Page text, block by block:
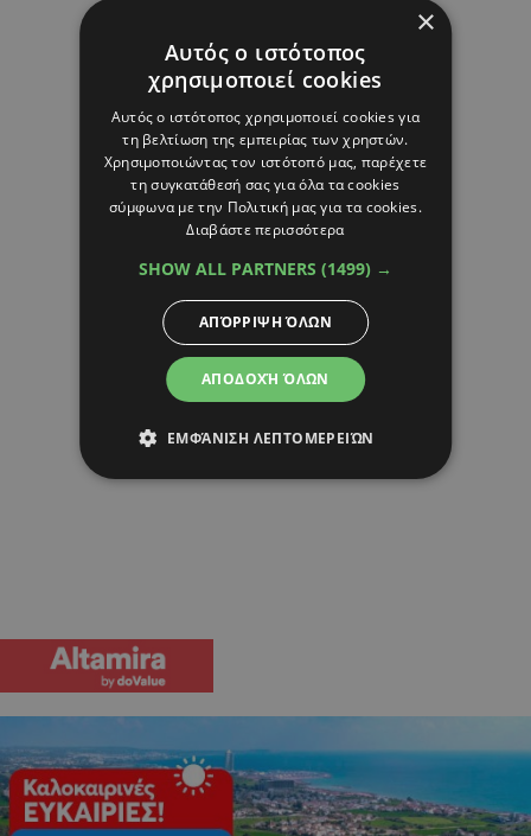
×
Αυτός ο ιστότοπος
χρησιμοποιεί cookies
Αυτός ο ιστότοπος χρησιμοποιεί cookies για
τη βελτίωση της εμπειρίας των χρηστών.
Χρησιμοποιώντας τον ιστότοπό μας, παρέχετε
τη συγκατάθεσή σας για όλα τα cookies
σύμφωνα με την Πολιτική μας για τα cookies.
Διαβάστε περισσότερα
SHOW ALL PARTNERS (1499) →
ΑΠΟΔΟΧΉ ΌΛΩΝ
ΑΠΌΡΡΙΨΗ ΌΛΩΝ
ΕΜΦΆΝΙΣΗ ΛΕΠΤΟΜΕΡΕΙΏΝ